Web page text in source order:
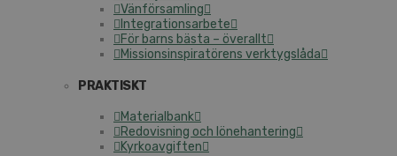
Vänförsamling
Integrationsarbete
För barns bästa – överallt
Missionsinspiratörens verktygslåda
PRAKTISKT
Materialbank
Redovisning och lönehantering
Kyrkoavgiften